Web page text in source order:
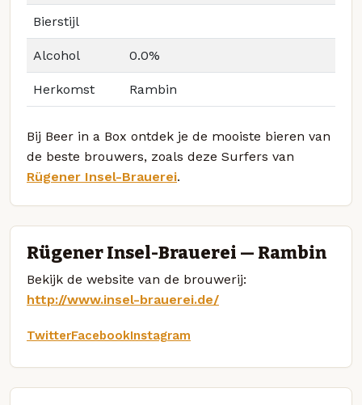
Bierstijl
Alcohol 0.0%
Herkomst Rambin
Bij Beer in a Box ontdek je de mooiste bieren van
de beste brouwers, zoals deze Surfers van
Rügener Insel-Brauerei.
Rügener Insel-Brauerei — Rambin
Bekijk de website van de brouwerij:
http://www.insel-brauerei.de/
TwitterFacebookInstagram